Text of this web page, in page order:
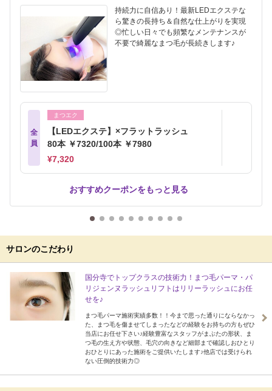
持続力に自信あり！最新LEDエクステな
ら驚きの長持ち＆自然な仕上がりを実現
◎忙しい日々でも頻繁なメンテナンスが
不要で綺麗なまつ毛が長続きします♪
全
員
まつエク
【LEDエクステ】×フラットラッシュ
80本 ￥7320/100本 ￥7980
¥7,320
おすすめクーポンをもっと見る
サロンのこだわり
国分寺でトップクラスの技術力！まつ毛パーマ・パ
リジェンヌラッシュリフトはリリーラッシュにお任
せを♪
まつ毛パーマ施術実績多数！！今まで思った通りにならなかっ
た、まつ毛を傷ませてしまったなどの経験をお持ちの方もぜひ
当店にお任せ下さい♪経験豊富なスタッフがまぶたの形状、ま
つ毛の生え方や状態、毛穴の向きなど細部まで確認しおひとり
おひとりにあった施術をご提供いたします♪他店では受けられ
ない圧倒的技術力◎